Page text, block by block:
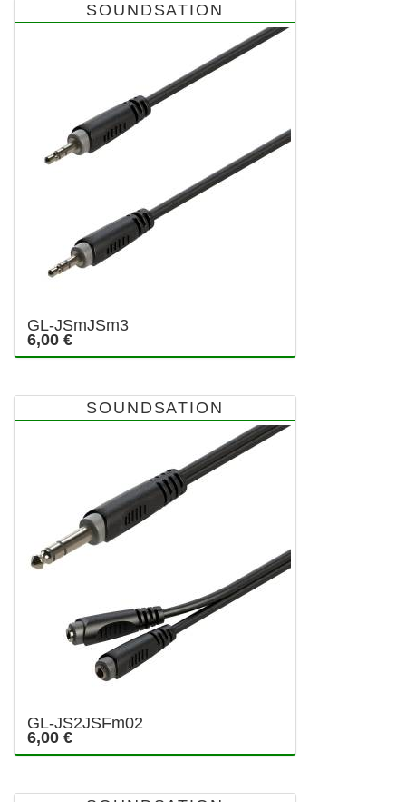
SOUNDSATION
GL-JSmJSm3
6,00 €
SOUNDSATION
GL-JS2JSFm02
6,00 €